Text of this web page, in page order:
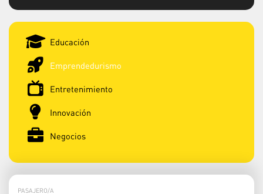
Educación
Emprendedurismo
Entretenimiento
Innovación
Negocios
PASAJERO/A